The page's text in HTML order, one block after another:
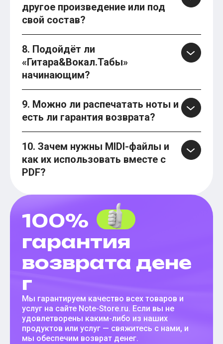
другое произведение или под
свой состав?
8. Подойдёт ли
«Гитара&Вокал.Табы»
начинающим?
9. Можно ли распечатать ноты и
есть ли гарантия возврата?
10. Зачем нужны MIDI-файлы и
как их использовать вместе с
PDF?
100%
гарантия
возврата дене
г
Мы гарантируем качество всех товаров и
услуг на сайте Note-Store.ru. Если вы не
удовлетворены каким-либо из наших
продуктов или услуг — свяжитесь с нами, и
мы обеспечим возврат денег.